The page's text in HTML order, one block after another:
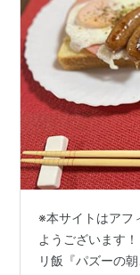
※本サイトはアフ
ようございます
リ飯『パズーの